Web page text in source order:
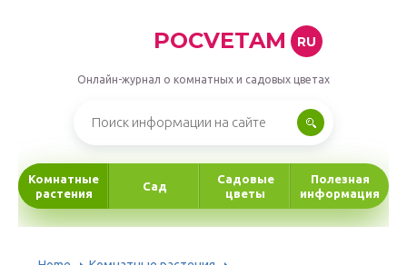
POCVETAM RU
Онлайн-журнал о комнатных и садовых цветах
Комнатные
растения
Сад
Садовые
цветы
Полезная
информация